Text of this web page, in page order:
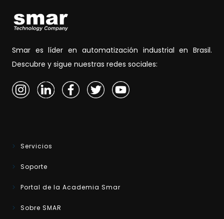
Smar es líder en automatización industrial en Brasil.
Descubre y sigue nuestras redes sociales:
Servicios
Soporte
Portal de la Academia Smar
Sobre SMAR